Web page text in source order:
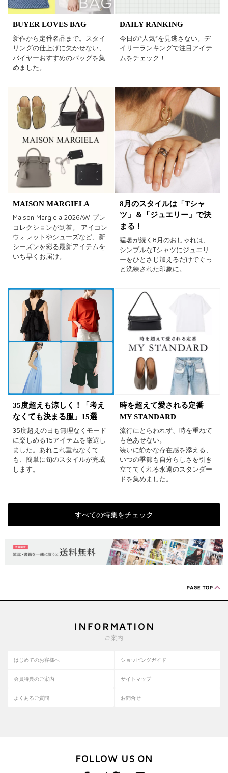
BUYER LOVES BAG
新作から定番名品まで。スタイ
リングの仕上げに欠かせない、
バイヤーおすすめのバッグを集
めました。
DAILY RANKING
今日の“人気”を見逃さない。デ
イリーランキングで注目アイテ
ムをチェック！
MAISON MARGIELA
Maison Margiela 2026AW プレ
コレクションが到着。 アイコン
ウォレットやシューズなど、新
シーズンを彩る最新アイテムを
いち早くお届け。
8月のスタイルは「Tシャ
ツ」＆「ジュエリー」で決
まる！
猛暑が続く8月のおしゃれは、
シンプルなTシャツにジュエリ
ーをひとさじ加えるだけでぐっ
と洗練された印象に。
35度超えも涼しく！「考え
なくても決まる服」15選
35度超えの日も無理なくモード
に楽しめる15アイテムを厳選し
ました。あれこれ重ねなくて
も、簡単に旬のスタイルが完成
します。
時を超えて愛される定番
MY STANDARD
流行にとらわれず、時を重ねて
も色あせない。
装いに静かな存在感を添える、
いつの季節も自分らしさを引き
立ててくれる永遠のスタンダー
ドを集めました。
すべての特集をチェック
はじめてのお客様へ ショッピングガイド
会員特典のご案内 サイトマップ
よくあるご質問 お問合せ